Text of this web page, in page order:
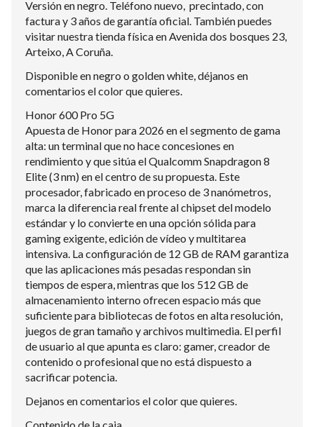
Versión en negro. Teléfono nuevo, precintado, con
factura y 3 años de garantía oficial. También puedes
visitar nuestra tienda física en Avenida dos bosques 23,
Arteixo, A Coruña.
Disponible en negro o golden white, déjanos en
comentarios el color que quieres.
Honor 600 Pro 5G
Apuesta de Honor para 2026 en el segmento de gama
alta: un terminal que no hace concesiones en
rendimiento y que sitúa el Qualcomm Snapdragon 8
Elite (3 nm) en el centro de su propuesta. Este
procesador, fabricado en proceso de 3 nanómetros,
marca la diferencia real frente al chipset del modelo
estándar y lo convierte en una opción sólida para
gaming exigente, edición de vídeo y multitarea
intensiva. La configuración de 12 GB de RAM garantiza
que las aplicaciones más pesadas respondan sin
tiempos de espera, mientras que los 512 GB de
almacenamiento interno ofrecen espacio más que
suficiente para bibliotecas de fotos en alta resolución,
juegos de gran tamaño y archivos multimedia. El perfil
de usuario al que apunta es claro: gamer, creador de
contenido o profesional que no está dispuesto a
sacrificar potencia.
Dejanos en comentarios el color que quieres.